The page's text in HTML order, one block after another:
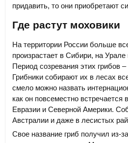
придавить, то они приобретают
Где растут моховики
На территории России больше
произрастает в Сибири, на
Период созревания этих грибов
Грибники собирают их в лесах
смело можно назвать
как он повсеместно встречается
Евразии и Северной Америки.
Австралии и даже в лесистых
Свое название гриб получил из-